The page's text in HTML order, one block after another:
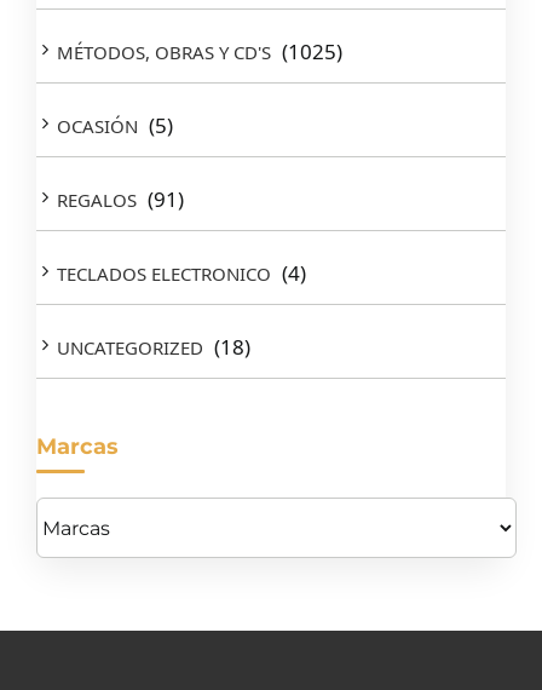
MÉTODOS, OBRAS Y CD'S (1025)
OCASIÓN (5)
REGALOS (91)
TECLADOS ELECTRONICO (4)
UNCATEGORIZED (18)
Marcas